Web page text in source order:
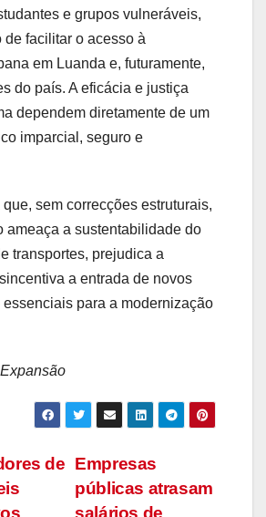
e grupos vulneráveis,
de facilitar o acesso à
em Luanda e, futuramente,
do país. A eficácia e justiça
dependem diretamente de um
imparcial, seguro e
sem correcções estruturais,
ameaça a sustentabilidade do
transportes, prejudica a
a entrada de novos
para a modernização
Empresas
públicas atrasam
de